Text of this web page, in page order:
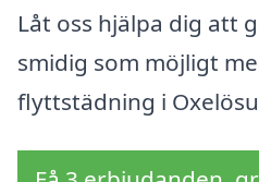
Låt oss hjälpa dig att
smidig som möjligt
flyttstädning i